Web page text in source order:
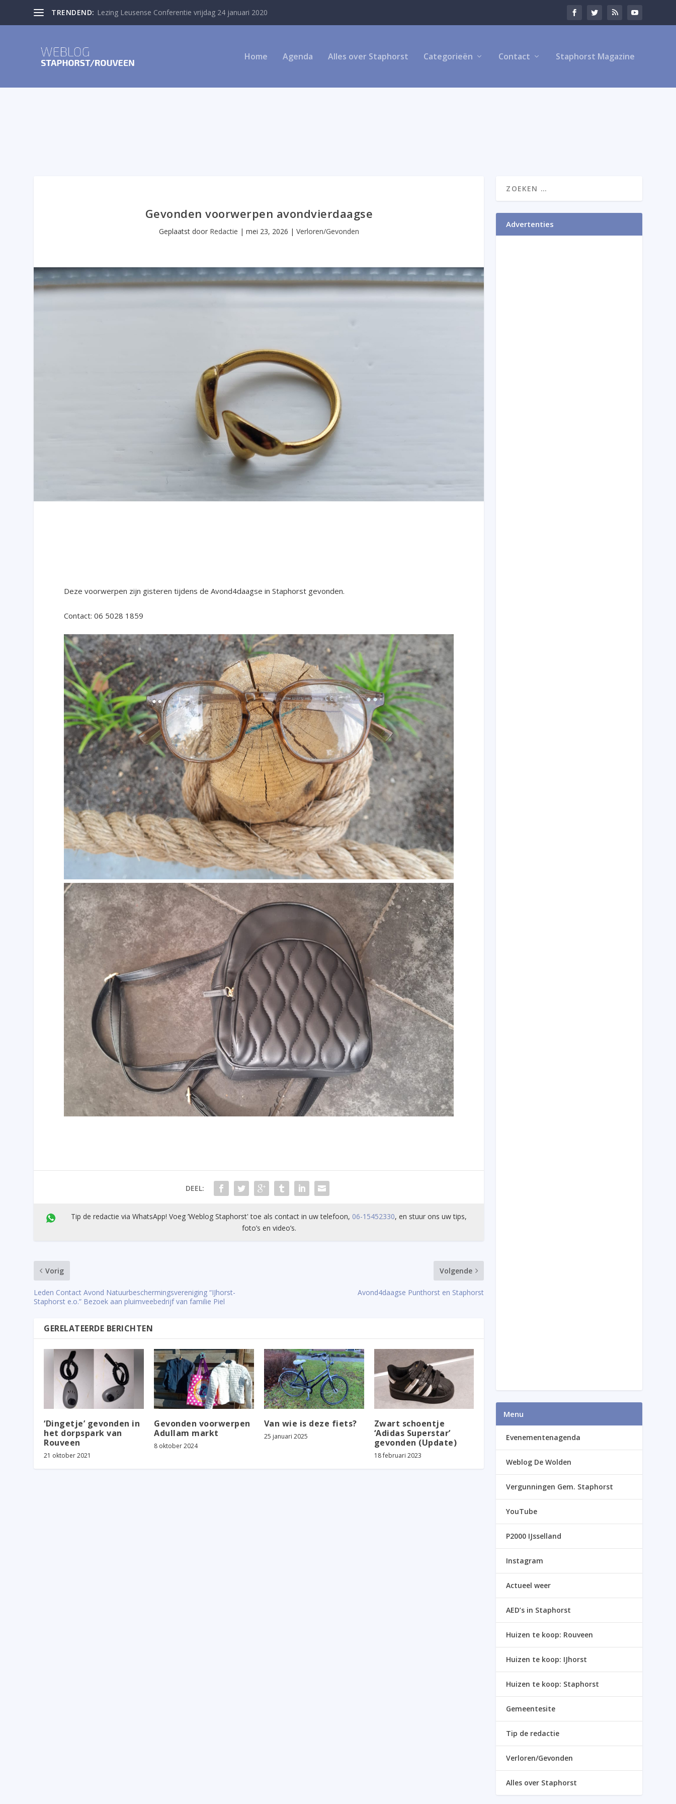
TRENDEND: Lezing Leusense Conferentie vrijdag 24 januari 2020
Home Agenda Alles over Staphorst Categorieën Contact Staphorst Magazine
Gevonden voorwerpen avondvierdaagse
Geplaatst door Redactie | mei 23, 2026 | Verloren/Gevonden
Deze voorwerpen zijn gisteren tijdens de Avond4daagse in Staphorst gevonden.
Contact: 06 5028 1859
DEEL:
Tip de redactie via WhatsApp! Voeg ’Weblog Staphorst' toe als contact in uw telefoon, 06-15452330, en stuur ons uw tips,
foto’s en video’s.
Vorig
Leden Contact Avond Natuurbeschermingsvereniging “IJhorst-
Staphorst e.o.” Bezoek aan pluimveebedrijf van familie Piel
Volgende
Avond4daagse Punthorst en Staphorst
GERELATEERDE BERICHTEN
‘Dingetje’ gevonden in
het dorpspark van
Rouveen
21 oktober 2021
Gevonden voorwerpen
Adullam markt
8 oktober 2024
Van wie is deze fiets?
25 januari 2025
Zwart schoentje
‘Adidas Superstar’
gevonden (Update)
18 februari 2023
Advertenties
Menu
Evenementenagenda
Weblog De Wolden
Vergunningen Gem. Staphorst
YouTube
P2000 IJsselland
Instagram
Actueel weer
AED’s in Staphorst
Huizen te koop: Rouveen
Huizen te koop: IJhorst
Huizen te koop: Staphorst
Gemeentesite
Tip de redactie
Verloren/Gevonden
Alles over Staphorst